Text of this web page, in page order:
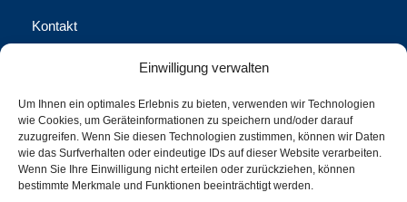
Einwilligung verwalten
Um Ihnen ein optimales Erlebnis zu bieten, verwenden wir Technologien
wie Cookies, um Geräteinformationen zu speichern und/oder darauf
zuzugreifen. Wenn Sie diesen Technologien zustimmen, können wir Daten
wie das Surfverhalten oder eindeutige IDs auf dieser Website verarbeiten.
Wenn Sie Ihre Einwilligung nicht erteilen oder zurückziehen, können
bestimmte Merkmale und Funktionen beeinträchtigt werden.
Kontakt
Waschhausgasse 2, 1020 Wien
office@call-us-assistance.com​
+43 (1) 316 70-0
+43 (1) 316 70-100 Fax